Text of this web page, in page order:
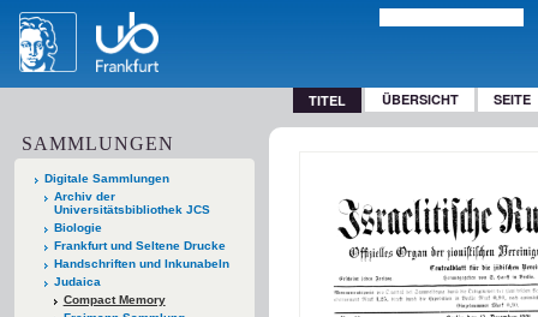
TITEL ÜBERSICHT SEITE
SAMMLUNGEN
Digitale Sammlungen
Archiv der
Universitätsbibliothek JCS
Biologie
Frankfurt und Seltene Drucke
Handschriften und Inkunabeln
Judaica
Compact Memory